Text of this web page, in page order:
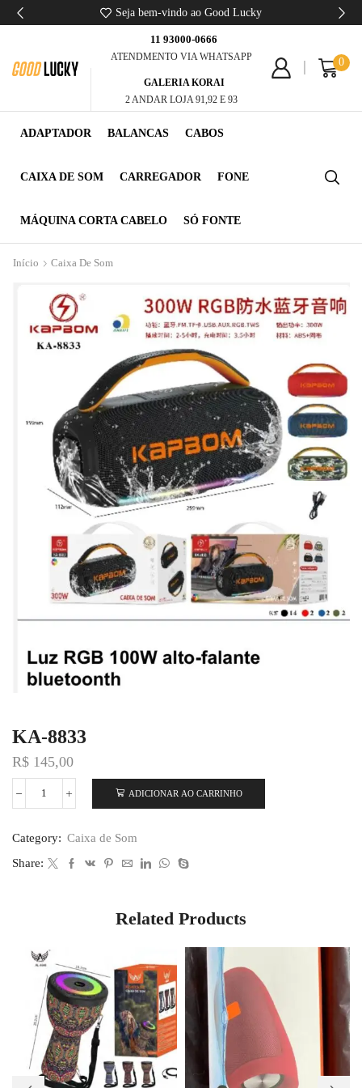
Seja bem-vindo ao Good Lucky
11 93000-0666
ATENDMENTO VIA WHATSAPP
GALERIA KORAI
2 ANDAR LOJA 91,92 E 93
0
ADAPTADOR BALANCAS CABOS
CAIXA DE SOM CARREGADOR FONE
MÁQUINA CORTA CABELO SÓ FONTE
Início Caixa De Som
KA-8833
R$ 145,00
ADICIONAR AO CARRINHO
Category: Caixa de Som
Share:
Related Products